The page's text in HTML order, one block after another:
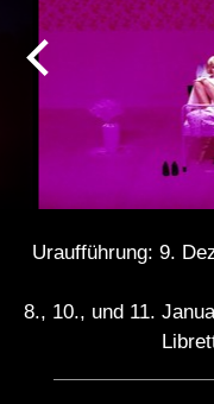
Uraufführung: 9.
8., 10., und 11.